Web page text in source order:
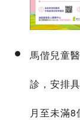
馬偕兒童
診，安排
月至未滿8